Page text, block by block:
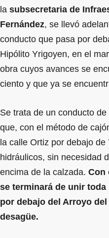
la subsecretaria de
Fernández, se llevó
conducto que pasa por
Hipólito Yrigoyen, en el
obra cuyos avances se
ciento y que ya se
Se trata de un conducto
que, con el método de
la calle Ortiz por debajo
hidráulicos, sin necesidad
encima de la calzada. Con
se terminará de unir toda
por debajo del Arroyo del
desagüe.